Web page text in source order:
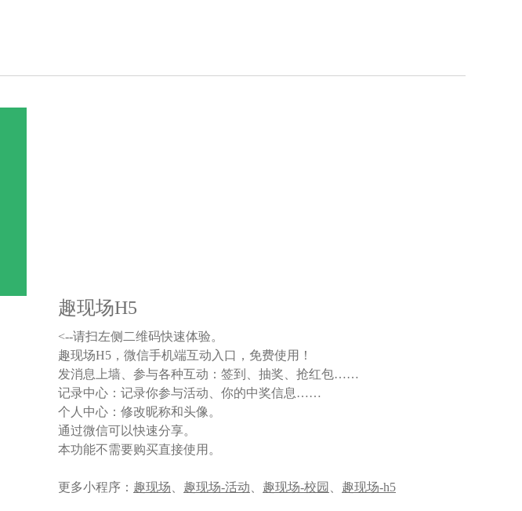
趣现场H5
<--请扫左侧二维码快速体验。
趣现场H5，微信手机端互动入口，免费使用！
发消息上墙、参与各种互动：签到、抽奖、抢红包……
记录中心：记录你参与活动、你的中奖信息……
个人中心：修改昵称和头像。
通过微信可以快速分享。
本功能不需要购买直接使用。
更多小程序： 趣现场 趣现场-活动 趣现场-校园 趣现场-h5